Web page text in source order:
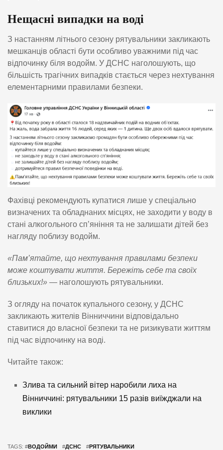
Нещасні випадки на воді
З настанням літнього сезону рятувальники закликають
мешканців області бути особливо уважними під час
відпочинку біля водойм. У ДСНС наголошують, що
більшість трагічних випадків стається через нехтування
елементарними правилами безпеки.
Фахівці рекомендують купатися лише у спеціально
визначених та обладнаних місцях, не заходити у воду в
стані алкогольного сп’яніння та не залишати дітей без
нагляду поблизу водойм.
«Пам’ятайте, що нехтування правилами безпеки
може коштувати життя. Бережіть себе та своїх
близьких!» — наголошують рятувальники.
З огляду на початок купального сезону, у ДСНС
закликають жителів Вінниччини відповідально
ставитися до власної безпеки та не ризикувати життям
під час відпочинку на воді.
Читайте також:
Злива та сильний вітер наробили лиха на
Вінниччині: рятувальники 15 разів виїжджали на
виклики
TAGS: #ВОДОЙМИ #ДСНС #РЯТУВАЛЬНИКИ